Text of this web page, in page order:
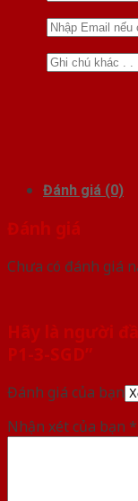
Đánh giá (0)
Đánh giá
Chưa có đánh giá
Hãy là người
P1-3-SGD”
Đánh giá của bạn
Nhận xét của bạn *